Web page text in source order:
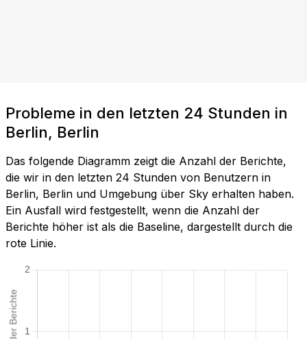
Probleme in den letzten 24 Stunden in
Berlin, Berlin
Das folgende Diagramm zeigt die Anzahl der Berichte,
die wir in den letzten 24 Stunden von Benutzern in
Berlin, Berlin und Umgebung über Sky erhalten haben.
Ein Ausfall wird festgestellt, wenn die Anzahl der
Berichte höher ist als die Baseline, dargestellt durch die
rote Linie.